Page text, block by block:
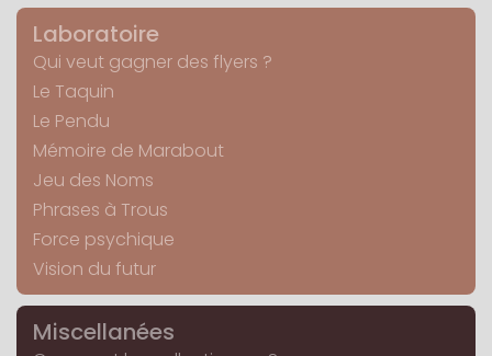
Laboratoire
Qui veut gagner des flyers ?
Le Taquin
Le Pendu
Mémoire de Marabout
Jeu des Noms
Phrases à Trous
Force psychique
Vision du futur
Miscellanées